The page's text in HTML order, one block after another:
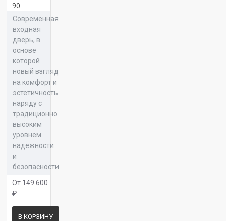
Панель 16 ФК 62
Панель 16 ФЛ 00
Панель 16 ФЛ 06
Панель 16 ФЛ 07
90
Современная
входная
дверь, в
основе
которой
новый взгляд
на комфорт и
эстетичность
наряду с
традиционно
высоким
уровнем
надежности
и
безопасности
От 149 600
₽
В КОРЗИНУ